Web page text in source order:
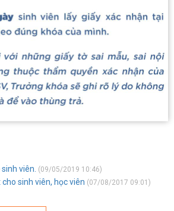
viên. (09/05/2019 10:46)
sinh viên, học viên (07/08/2017 09:01)